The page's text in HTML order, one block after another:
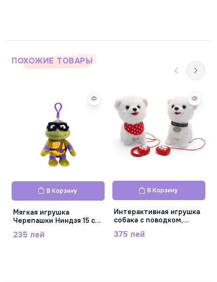
ПОХОЖИЕ ТОВАРЫ
В Корзину
Мягкая игрушка
Черепашки Ниндзя 15 см,
235 лей
В Корзину
Интерактивная игрушка
собака с поводком,
375 лей